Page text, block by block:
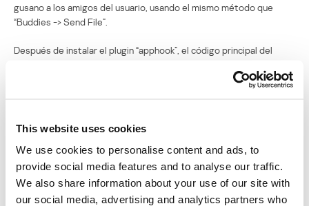
This website uses cookies
We use cookies to personalise content and ads, to
provide social media features and to analyse our traffic.
We also share information about your use of our site with
our social media, advertising and analytics partners who
gusano a los amigos del usuario, usando el mismo método que
“Buddies -> Send File”.
Después de instalar el plugin “apphook”, el código principal del
continuación, usará “Spotlight” para buscar una lista de las
ejecutable con su propio código y guarda el código de la aplicación
Cuando se ejecuta una aplicación infectada, el código principal del
gusano también se ejecuta e intenta propagarse de la forma
descrita arriba. Leap también intentará ejecutar la aplicación